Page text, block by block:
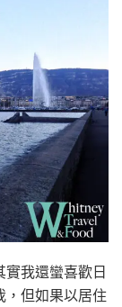
我還蠻喜歡日
，但如果以居住